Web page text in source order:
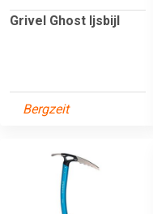
Grivel Ghost Ijsbijl
Bergzeit